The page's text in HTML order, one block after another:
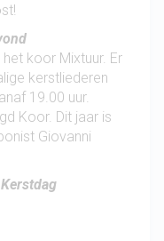
koor Mixtuur. Er
kerstliederen
19.00 uur.
Koor. Dit jaar is
Giovanni